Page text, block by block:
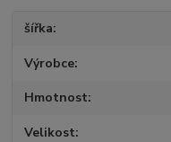
šířka
Výrobce
Hmotnost
Velikost